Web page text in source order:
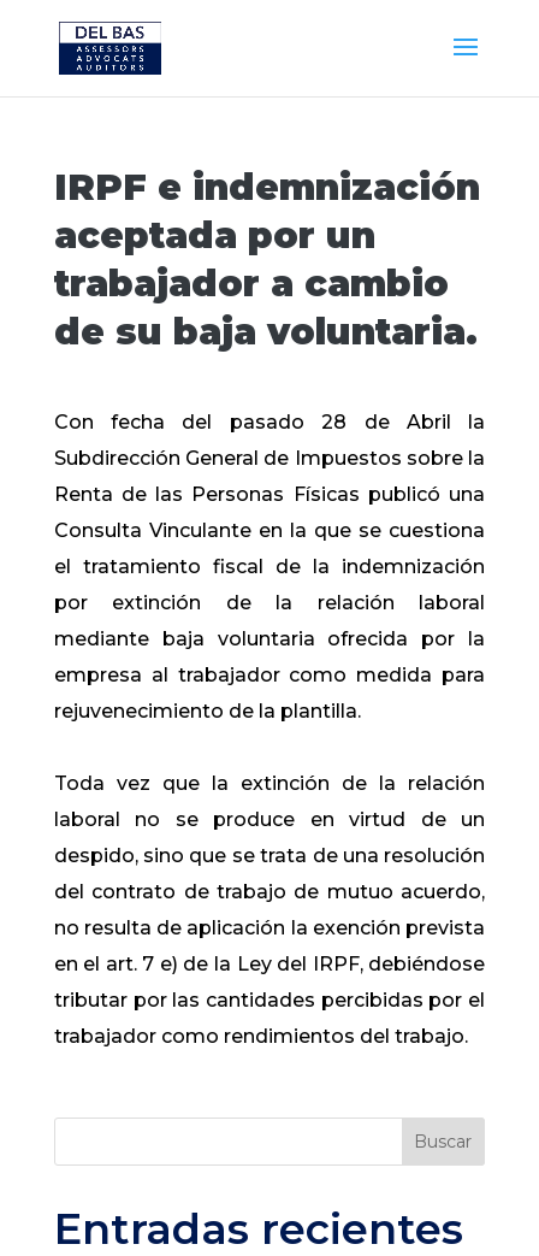
IRPF e indemnización
aceptada por un
trabajador a cambio
de su baja voluntaria.
Con fecha del pasado 28 de Abril la
Subdirección General de Impuestos sobre la
Renta de las Personas Físicas publicó una
Consulta Vinculante en la que se cuestiona
el tratamiento fiscal de la indemnización
por extinción de la relación laboral
mediante baja voluntaria ofrecida por la
empresa al trabajador como medida para
rejuvenecimiento de la plantilla.
Toda vez que la extinción de la relación
laboral no se produce en virtud de un
despido, sino que se trata de una resolución
del contrato de trabajo de mutuo acuerdo,
no resulta de aplicación la exención prevista
en el art. 7 e) de la Ley del IRPF, debiéndose
tributar por las cantidades percibidas por el
trabajador como rendimientos del trabajo.
Buscar
Entradas recientes